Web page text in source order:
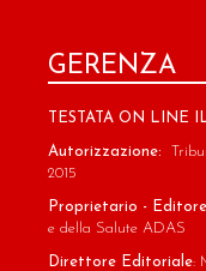
GERENZA
TESTATA ON LINE
Autorizzazione:
2015
Proprietario -
e della Salute ADAS
Direttore Editoriale: